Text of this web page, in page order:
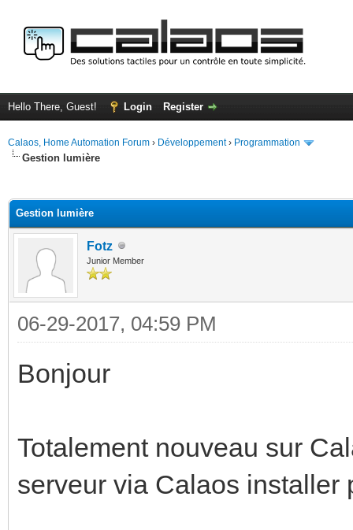
Hello There, Guest! Login Register
Calaos, Home Automation Forum › Développement› Programmation
Gestion lumière
Gestion lumière
Fotz
Junior Member
06-29-2017, 04:59 PM
Bonjour
Totalement nouveau sur
serveur via Calaos installer